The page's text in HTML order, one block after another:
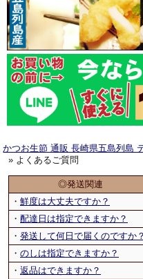
かつお生節 通販 長崎県五島列島
» よくあるご質問
◎発送関連
・ 鮮度は大丈夫ですか？
・ 配達日は指定できますか？
・ 発送して何日で届くのですか？
・ のしは指定できますか？
・ 返品はできますか？